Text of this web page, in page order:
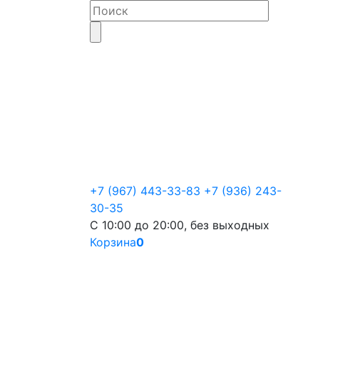
+7 (967) 443-33-83 +7 (936) 243-
30-35
С 10:00 до 20:00, без выходных
Корзина0